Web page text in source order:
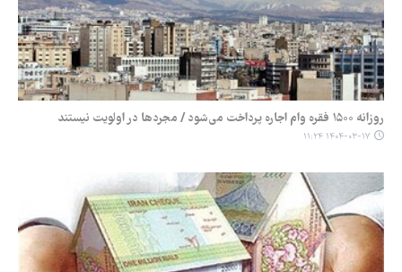
روزانه ۱۵۰۰ فقره وام اجاره پرداخت می‌شود / مجردها در اولویت نیستند
۱۴۰۴-۰۳-۱۷ ۱۱:۲۴